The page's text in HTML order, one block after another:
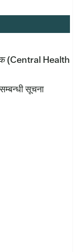
(Central Health
सूचना